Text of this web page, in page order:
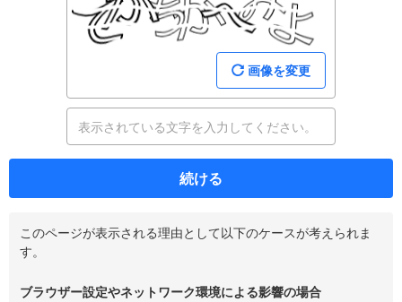
画像を変更
続ける
このページが表示される理由として以下のケースが考えられま
す。
ブラウザー設定やネットワーク環境による影響の場合